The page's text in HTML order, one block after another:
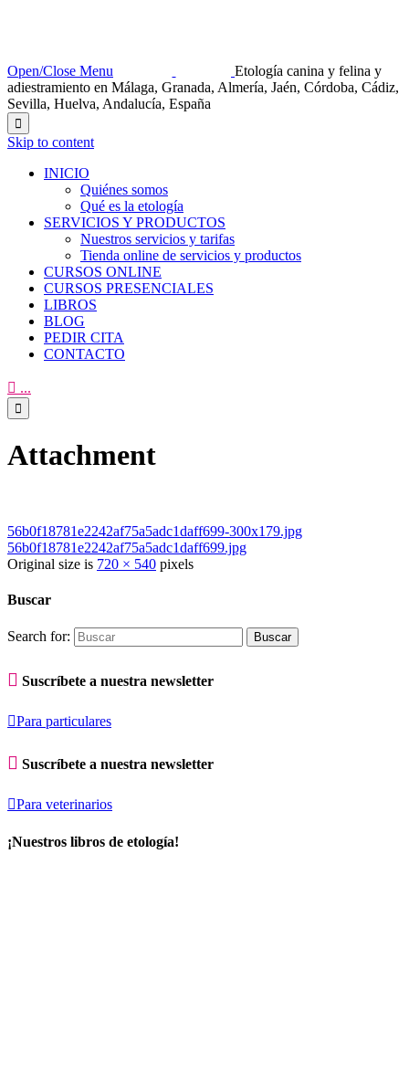
Open/Close Menu
Etología canina y felina y
adiestramiento en Málaga, Granada, Almería, Jaén, Córdoba, Cádiz,
Sevilla, Huelva, Andalucía, España

Skip to content
INICIO
Quiénes somos
Qué es la etología
SERVICIOS Y PRODUCTOS
Nuestros servicios y tarifas
Tienda online de servicios y productos
CURSOS ONLINE
CURSOS PRESENCIALES
LIBROS
BLOG
PEDIR CITA
CONTACTO
 ...

Attachment
56b0f18781e2242af75a5adc1daff699-300x179.jpg
56b0f18781e2242af75a5adc1daff699.jpg
Original size is 720 × 540 pixels
Buscar
Search for:
 Suscríbete a nuestra newsletter
Para particulares
 Suscríbete a nuestra newsletter
Para veterinarios
¡Nuestros libros de etología!